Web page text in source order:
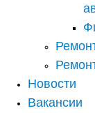
Новости
Вакансии